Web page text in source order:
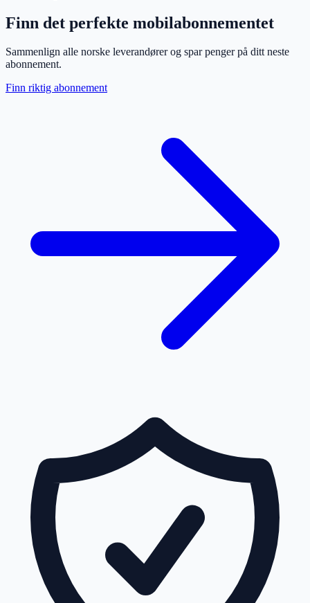
Finn det perfekte mobilabonnementet
Sammenlign alle norske leverandører og spar penger på ditt neste
abonnement.
Finn riktig abonnement